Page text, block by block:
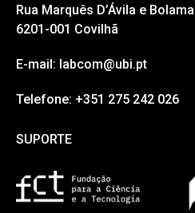
Rua Marquês D’Ávila e Bolama
6201-001 Covilhã
E-mail: labcom@ubi.pt
Telefone: +351 275 242 026
SUPORTE